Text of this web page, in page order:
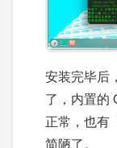
安装完毕后
了，内置的
正常，也有
简陋了。